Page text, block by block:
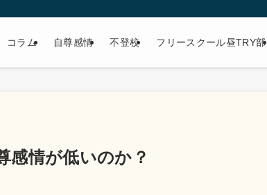
コラム 自尊感情 不登校 フリースクール昼TRY部
感情が低いのか？